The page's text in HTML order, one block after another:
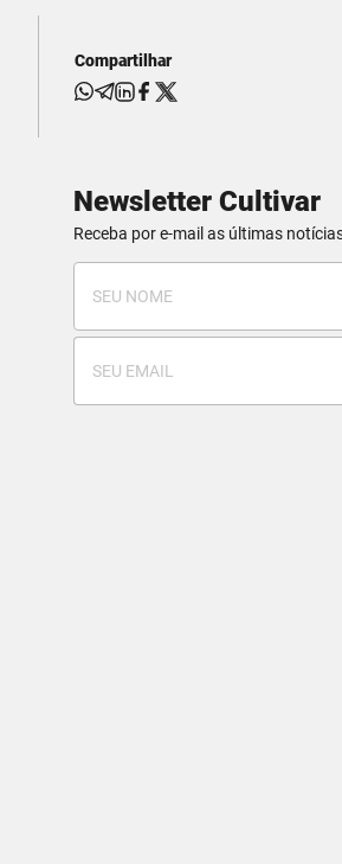
Compartilhar
Newsletter Cultivar
Receba por e-mail as últimas